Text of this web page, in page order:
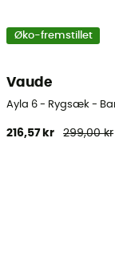
Øko-fremstillet
Vaude
Ayla 6 - Rygsæk -
216,57 kr 299,00 kr